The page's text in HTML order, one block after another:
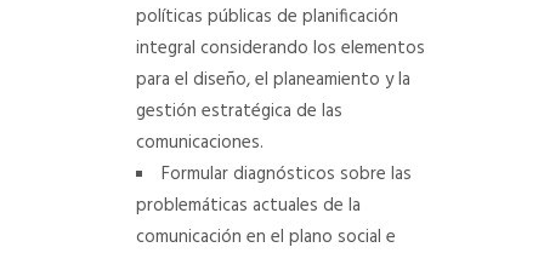
políticas públicas de planificación
integral considerando los elementos
para el diseño, el planeamiento y la
gestión estratégica de las
comunicaciones.
Formular diagnósticos sobre las
problemáticas actuales de la
comunicación en el plano social e